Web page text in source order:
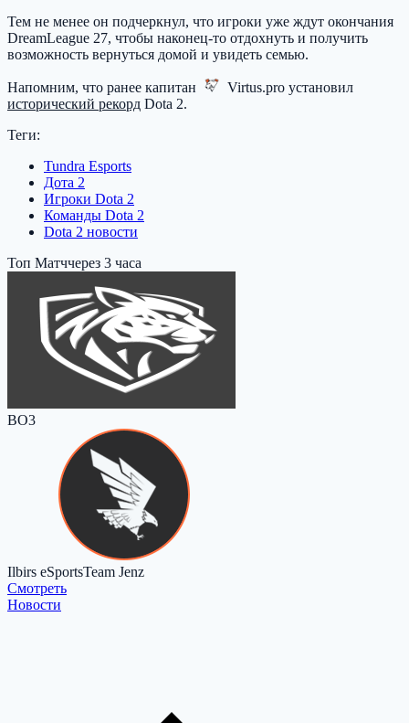
Тем не менее он подчеркнул, что игроки уже ждут окончания
DreamLeague 27, чтобы наконец-то отдохнуть и получить
возможность вернуться домой и увидеть семью.
Напомним, что ранее капитан Virtus.pro установил
исторический рекорд Dota 2.
Теги:
Tundra Esports
Дота 2
Игроки Dota 2
Команды Dota 2
Dota 2 новости
Топ Матччерез 3 часа
BO3
Ilbirs eSportsTeam Jenz
Cмотреть
Новости